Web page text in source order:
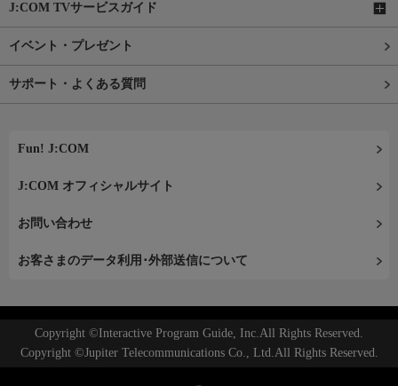
J:COM TVサービスガイド
イベント・プレゼント
サポート・よくある質問
Fun! J:COM
J:COM オフィシャルサイト
お問い合わせ
お客さまのデータ利用･外部送信について
Copyright ©Interactive Program Guide, Inc.All Rights Reserved.
Copyright ©Jupiter Telecommunications Co., Ltd.All Rights Reserved.